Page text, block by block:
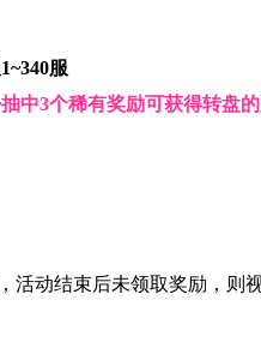
服
中3个稀有奖励可获得转盘的
动结束后未领取奖励，则